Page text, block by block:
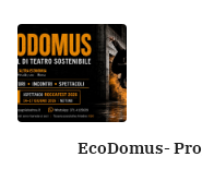
EcoDomus-